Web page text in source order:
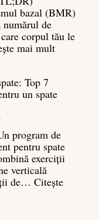
bazal (BMR)
numărul de
corpul tău le
mai mult:
este
sa
cu
masa
musculară
Top 7
un spate
program de
pentru spate
exerciții
verticală
de… Citește